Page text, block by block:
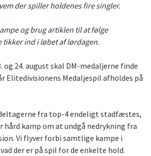
der spiller holdenes fire singler.
og brug artiklen til at følge
tikker ind i løbet af lørdagen.
og 24. august skal DM-medaljerne finde
Elitedivisionens Medaljespil afholdes på
fra top-4 endeligt stadfæstes,
hård kamp om at undgå nedrykning fra
Vi flyver forbi samtlige kampe i
der er på spil for de enkelte hold.